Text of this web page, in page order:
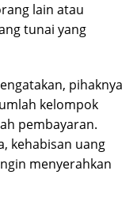
lain atau
tunai yang
pihaknya
kelompok
pembayaran.
kehabisan uang
menyerahkan